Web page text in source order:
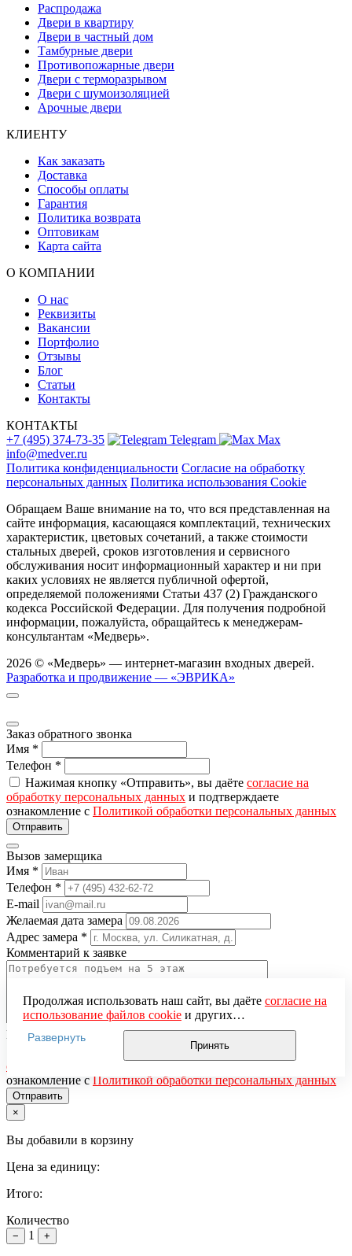
Распродажа
Двери в квартиру
Двери в частный дом
Тамбурные двери
Противопожарные двери
Двери с терморазрывом
Двери с шумоизоляцией
Арочные двери
КЛИЕНТУ
Как заказать
Доставка
Способы оплаты
Гарантия
Политика возврата
Оптовикам
Карта сайта
О КОМПАНИИ
О нас
Реквизиты
Вакансии
Портфолио
Отзывы
Блог
Статьи
Контакты
КОНТАКТЫ
+7 (495) 374-73-35
Telegram
Max
info@medver.ru
Политика конфиденциальности Согласие на обработку
персональных данных Политика использования Cookie
Обращаем Ваше внимание на то, что вся представленная на
сайте информация, касающаяся комплектаций, технических
характеристик, цветовых сочетаний, а также стоимости
стальных дверей, сроков изготовления и сервисного
обслуживания носит информационный характер и ни при
каких условиях не является публичной офертой,
определяемой положениями Статьи 437 (2) Гражданского
кодекса Российской Федерации. Для получения подробной
информации, пожалуйста, обращайтесь к менеджерам-
консультантам «Медверь».
2026 © «Медверь» — интернет-магазин входных дверей.
Разработка и продвижение — «ЭВРИКА»
Заказ обратного звонка
Имя *
Телефон *
Нажимая кнопку «Отправить», вы даёте согласие на
обработку персональных данных и подтверждаете
ознакомление с Политикой обработки персональных данных
Вызов замерщика
Имя *
Телефон *
E-mail
Желаемая дата замера
Адрес замера *
Комментарий к заявке
Понравившаяся модель
Нажимая кнопку «Отправить», вы даёте
обработку персональных данных
ознакомление с Политикой обработки персональных данных
Продолжая использовать наш сайт, вы даёте согласие на
использование файлов cookieи других
пользовательских данных (включая IP-адрес, сведения о
местоположении, устройстве, действиях на сайте и т. п.)
для функционирования сайта, проведения
использования систем аналитики (например,
Яндекс.Метрика), в соответствии с нашей
настройте ограничения в браузере или покиньте сайт.
Развернуть
Принять
×
Вы добавили в корзину
Цена за единицу:
Итого:
Количество
− 1 +